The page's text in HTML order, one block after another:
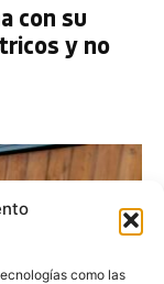
como las
con su
y no